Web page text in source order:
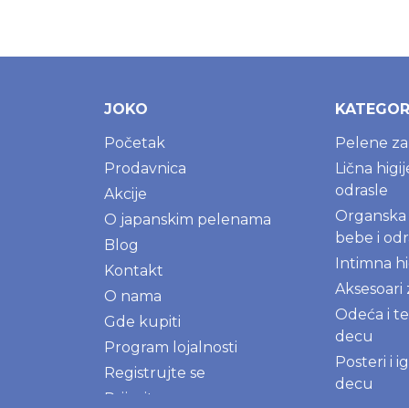
JOKO
Početak
Prodavnica
Akcije
O japanskim pelenama
Blog
Kontakt
O nama
Gde kupiti
Program lojalnosti
Registrujte se
Prijavite se
Pelene
Lična
odrasle
bebe i
Intimna
Odeća i
decu
Posteri i
decu